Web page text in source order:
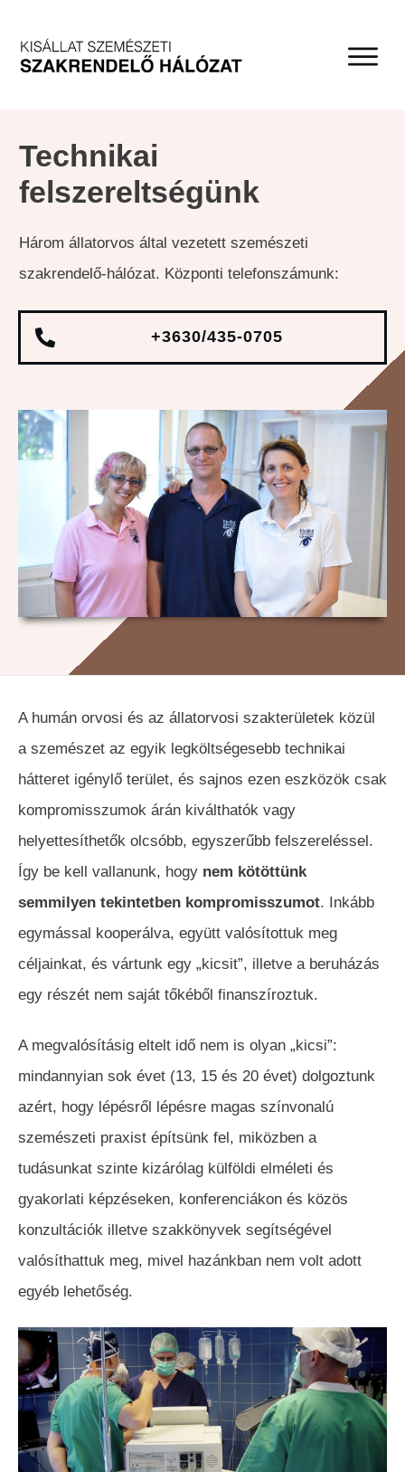
Technikai
felszereltségünk
Három állatorvos által vezetett szemészeti
szakrendelő-hálózat. Központi telefonszámunk:
+3630/435-0705
A humán orvosi és az állatorvosi szakterületek közül
a szemészet az egyik legköltségesebb technikai
hátteret igénylő terület, és sajnos ezen eszközök csak
kompromisszumok árán kiválthatók vagy
helyettesíthetők olcsóbb, egyszerűbb felszereléssel.
Így be kell vallanunk, hogy nem kötöttünk
semmilyen tekintetben kompromisszumot. Inkább
egymással kooperálva, együtt valósítottuk meg
céljainkat, és vártunk egy „kicsit”, illetve a beruházás
egy részét nem saját tőkéből finanszíroztuk.
A megvalósításig eltelt idő nem is olyan „kicsi”:
mindannyian sok évet (13, 15 és 20 évet) dolgoztunk
azért, hogy lépésről lépésre magas színvonalú
szemészeti praxist építsünk fel, miközben a
tudásunkat szinte kizárólag külföldi elméleti és
gyakorlati képzéseken, konferenciákon és közös
konzultációk illetve szakkönyvek segítségével
valósíthattuk meg, mivel hazánkban nem volt adott
egyéb lehetőség.